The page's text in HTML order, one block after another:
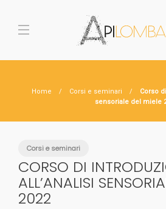
Home Corsi e seminari
Corso
sensoriale del miele
Corsi e seminari
CORSO DI
ALL’ANALISI
2022